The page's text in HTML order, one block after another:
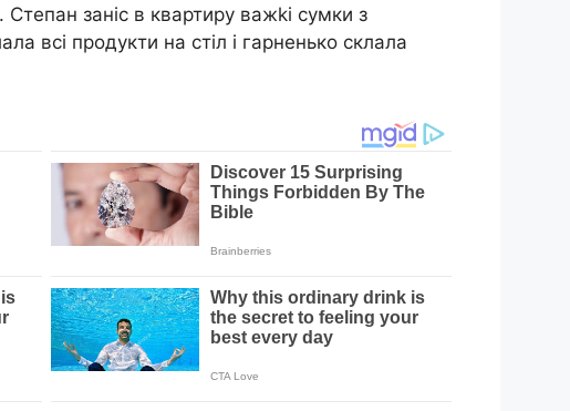
Степан заніс в квартиру важkі сумки з
всі продукти на стіл і гарненько склала